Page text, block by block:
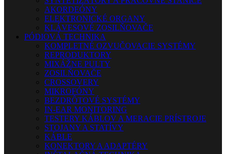
AKORDEÓNY
ELEKTRONICKÉ ORGANY
KLÁVESOVÉ ZOSILŇOVAČE
PÓDIOVÁ TECHNIKA
KOMPLETNÉ OZVUČOVACIE SYSTÉMY
REPRODUKTORY
MIXÁŽNE PULTY
ZOSILŇOVAČE
CROSSOVERY
MIKROFÓNY
BEZDRÔTOVÉ SYSTÉMY
IN-EAR MONITORING
TESTERY KÁBLOV A MERACIE PRÍSTROJE
STOJANY A STATÍVY
KÁBLE
KONEKTORY A ADAPTÉRY